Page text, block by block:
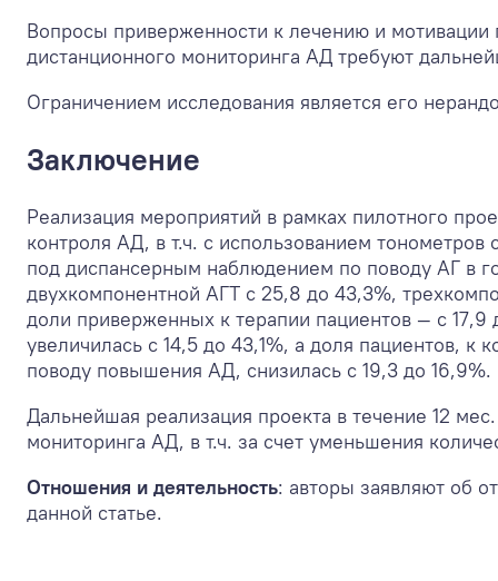
Вопросы приверженности к лечению и
дистанционного мониторинга АД требуют
Ограничением исследования является его
Заключение
Реализация мероприятий в рамках пилотного
контроля АД, в т.ч. с использованием
под диспансерным наблюдением по поводу АГ в
двухкомпонентной АГТ с 25,8 до 43,3%,
доли приверженных к терапии пациентов — с
увеличилась с 14,5 до 43,1%, а доля пациентов,
поводу повышения АД, снизилась с 19,3 до 16,9%.
Дальнейшая реализация проекта в течение 12
мониторинга АД, в т.ч. за счет уменьшения
Отношения и деятельность: авторы заявляют об
данной статье.